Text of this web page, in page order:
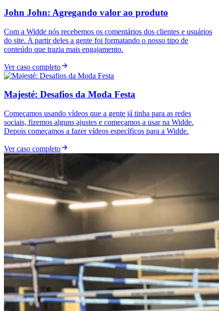
John John: Agregando valor ao produto
Com a Widde nós recebemos os comentários dos clientes e usuários
do site. A partir deles a gente foi formatando o nosso tipo de
conteúdo que trazia mais engajamento.
Ver caso completo
Majesté: Desafios da Moda Festa
Começamos usando vídeos que a gente já tinha para as redes
sociais, fizemos alguns ajustes e começamos a usar na Widde.
Depois começamos a fazer vídeos específicos para a Widde.
Ver caso completo